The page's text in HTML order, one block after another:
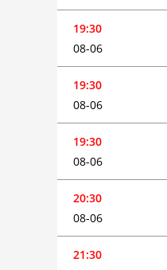
19:30
08-06
19:30
08-06
19:30
08-06
20:30
08-06
21:30